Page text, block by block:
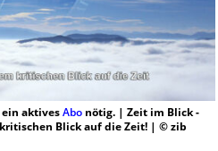
aktivesAbonötig. | Zeit im Blick -
Blick auf die Zeit! | © zib